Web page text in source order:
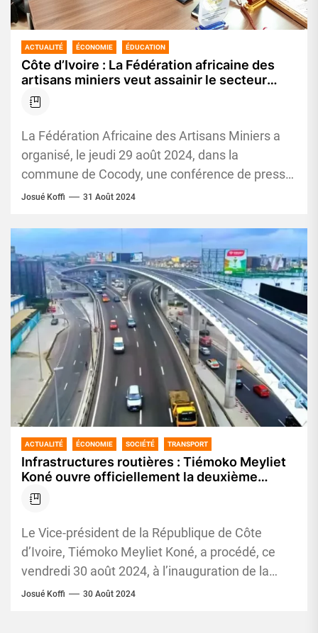
ACTUALITÉ ÉCONOMIE ÉDUCATION
Côte d’Ivoire : La Fédération africaine des
artisans miniers veut assainir le secteur
pour en faire le deuxième pilier de
l’économie ivoirien
La Fédération Africaine des Artisans Miniers a
organisé, le jeudi 29 août 2024, dans la
commune de Cocody, une conférence de presse,
afin de mettre...
Josué Koffi 31 Août 2024
ACTUALITÉ ÉCONOMIE SOCIÉTÉ TRANSPORT
Infrastructures routières : Tiémoko Meyliet
Koné ouvre officiellement la deuxième
phase de l’échangeur de Solibra
Le Vice-président de la République de Côte
d’Ivoire, Tiémoko Meyliet Koné, a procédé, ce
vendredi 30 août 2024, à l’inauguration de la
deuxième phase de...
Josué Koffi 30 Août 2024